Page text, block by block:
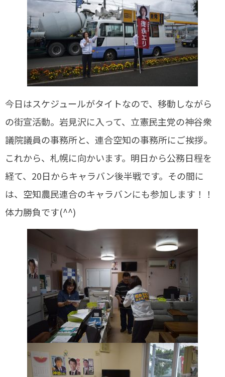
今日はスケジュールがタイトなので、移動しながら
の街宣活動。岩見沢に入って、立憲民主党の神谷衆
議院議員の事務所と、連合空知の事務所にご挨拶。
これから、札幌に向かいます。明日から公務日程を
経て、20日からキャラバン後半戦です。その間に
は、空知農民連合のキャラバンにも参加します！！
体力勝負です(^^)